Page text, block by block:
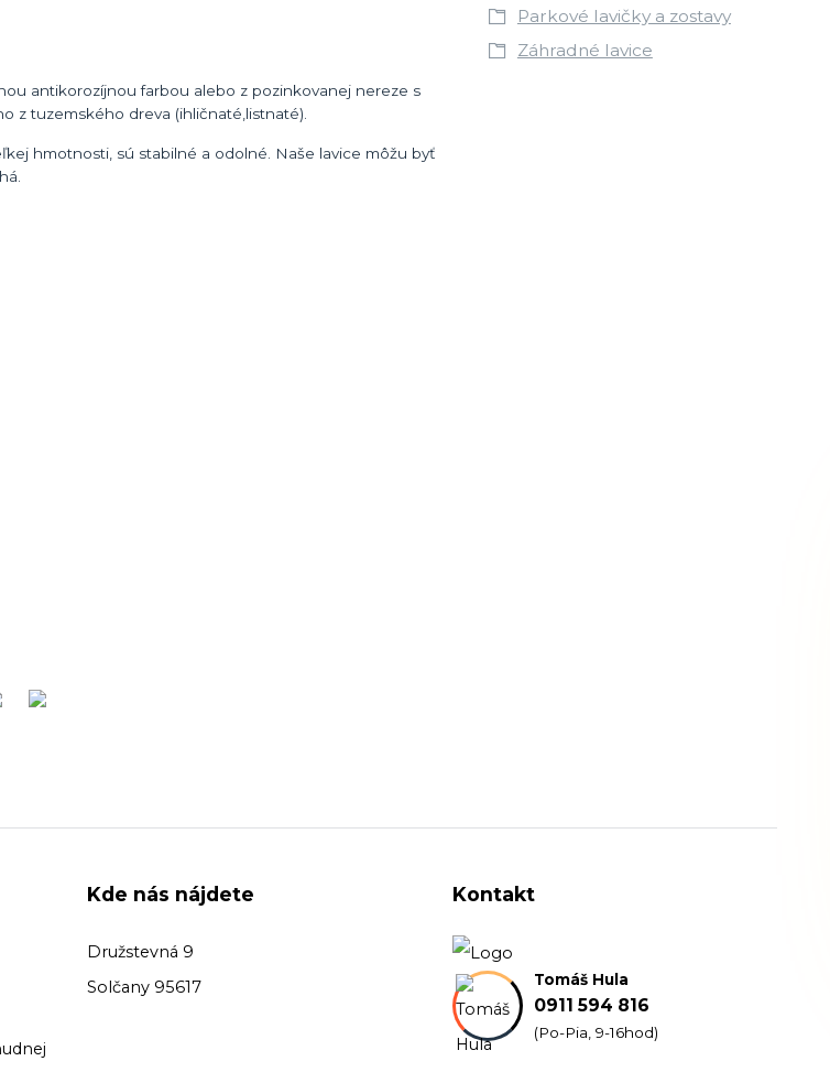
antikorozíjnou farbou alebo z pozinkovanej nereze s
z tuzemského dreva (ihličnaté,listnaté).
hmotnosti, sú stabilné a odolné. Naše lavice môžu byť
Parkové lavičky a zostavy
Záhradné lavice
Kde nás nájdete
Družstevná 9
Solčany 95617
Kontakt
Tomáš Hula
0911 594 816
(Po-Pia, 9-16hod)